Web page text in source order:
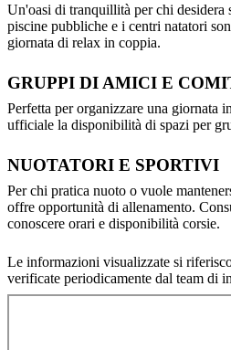
Un'oasi di tranquillità per chi desidera
piscine pubbliche e i centri natatori
giornata di relax in coppia.
GRUPPI DI AMICI E
Perfetta per organizzare una giornata
ufficiale la disponibilità di spazi per
NUOTATORI E SPORTIVI
Per chi pratica nuoto o vuole
offre opportunità di allenamento.
conoscere orari e disponibilità corsie.
Le informazioni visualizzate si
verificate periodicamente dal team di